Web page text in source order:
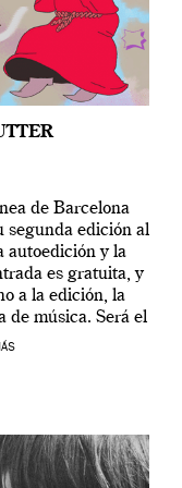
de Barcelona
segunda edición al
autoedición y la
es gratuita, y
a la edición, la
de música. Será el